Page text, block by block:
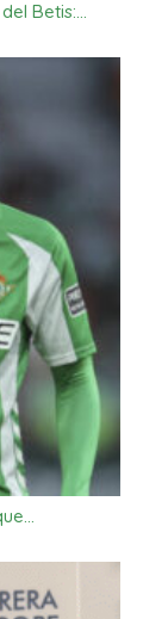
Betis:…